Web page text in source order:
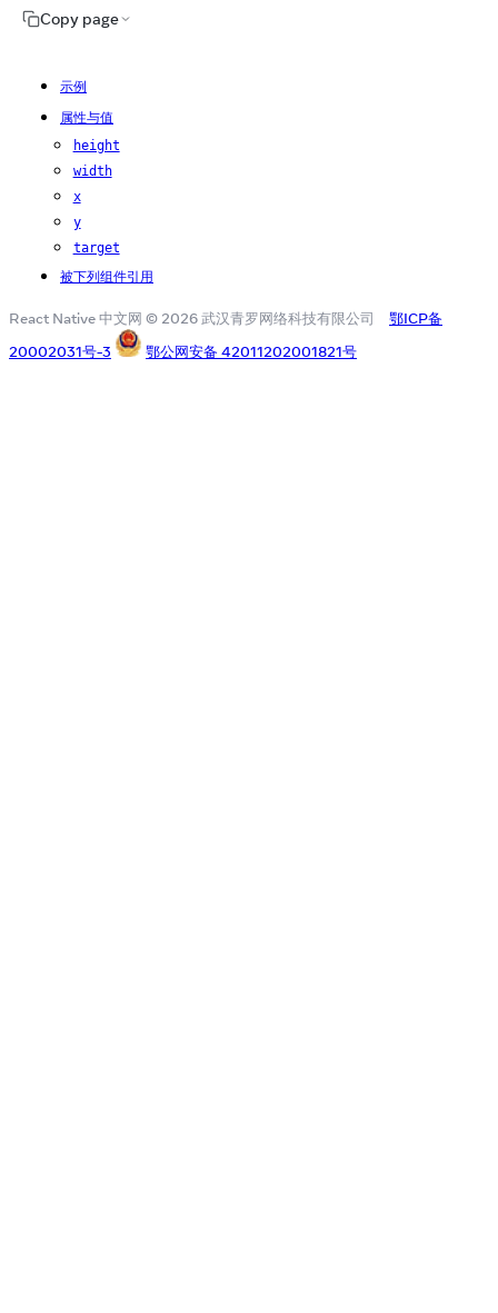
Copy page
示例
属性与值
height
width
x
y
target
被下列组件引用
React Native 中文网 © 2026 武汉青罗网络科技有限公司
鄂ICP备
20002031号-3
鄂公网安备 42011202001821号